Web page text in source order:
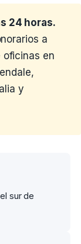
24 horas.
a
oficinas en
y
sur de